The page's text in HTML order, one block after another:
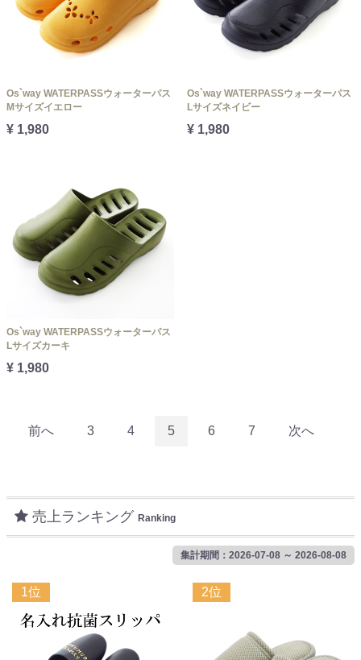
Os`way WATERPASSウォーターパス
Mサイズイエロー
¥ 1,980
Os`way WATERPASSウォーターパス
Lサイズネイビー
¥ 1,980
Os`way WATERPASSウォーターパス
Lサイズカーキ
¥ 1,980
前へ 3 4 5 6 7 次へ
売上ランキング Ranking
集計期間：2026-07-08 ～ 2026-08-08
1位 2位